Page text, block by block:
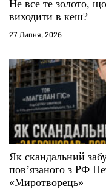
Не все те золото,
виходити в кеш?
27 Липня, 2026
Як скандальний
повʼязаного з РФ
«Миротворець»